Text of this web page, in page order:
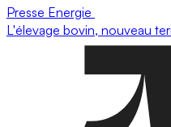
Presse Energie
L'élevage bovin, nouveau